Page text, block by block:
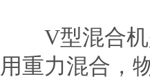
V型混合机
用重力混合，